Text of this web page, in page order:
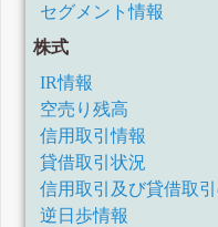
セグメント情報
株式
IR情報
空売り残高
信用取引情報
貸借取引状況
信用取引及び貸借取
逆日歩情報